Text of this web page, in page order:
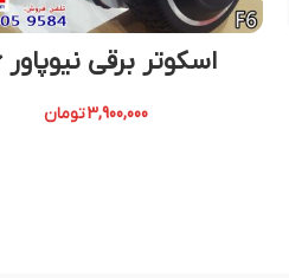
اسکوتر برقی نیوپاور F6
3,900,000تومان